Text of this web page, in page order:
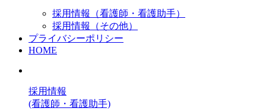
採用情報（看護師・看護助手）
採用情報（その他）
プライバシーポリシー
HOME
採用情報
(看護師・看護助手)